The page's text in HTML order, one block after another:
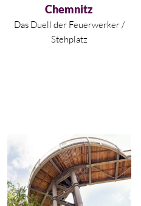
Chemnitz
Das Duell der Feuerwerker /
Stehplatz